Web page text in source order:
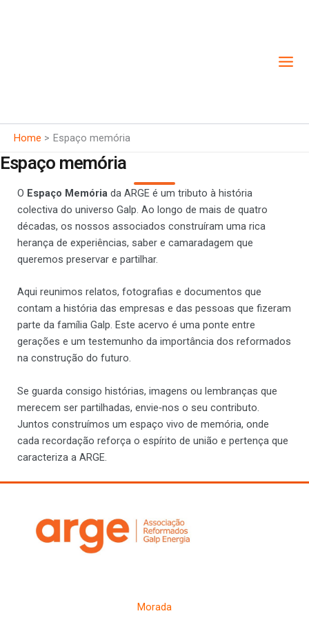
Home Espaço memória
Espaço memória
O Espaço Memória da ARGE é um tributo à história
colectiva do universo Galp. Ao longo de mais de quatro
décadas, os nossos associados construíram uma rica
herança de experiências, saber e camaradagem que
queremos preservar e partilhar.
Aqui reunimos relatos, fotografias e documentos que
contam a história das empresas e das pessoas que fizeram
parte da família Galp. Este acervo é uma ponte entre
gerações e um testemunho da importância dos reformados
na construção do futuro.
Se guarda consigo histórias, imagens ou lembranças que
merecem ser partilhadas, envie‑nos o seu contributo.
Juntos construímos um espaço vivo de memória, onde
cada recordação reforça o espírito de união e pertença que
caracteriza a ARGE.
Morada